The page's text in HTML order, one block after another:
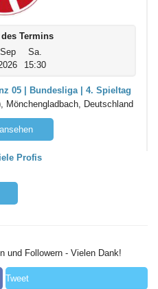
Termins
Sep
Sa.
15:30
05 | Bundesliga | 4. Spieltag
Mönchengladbach, Deutschland
Profis
und Followern - Vielen Dank!
Tweet